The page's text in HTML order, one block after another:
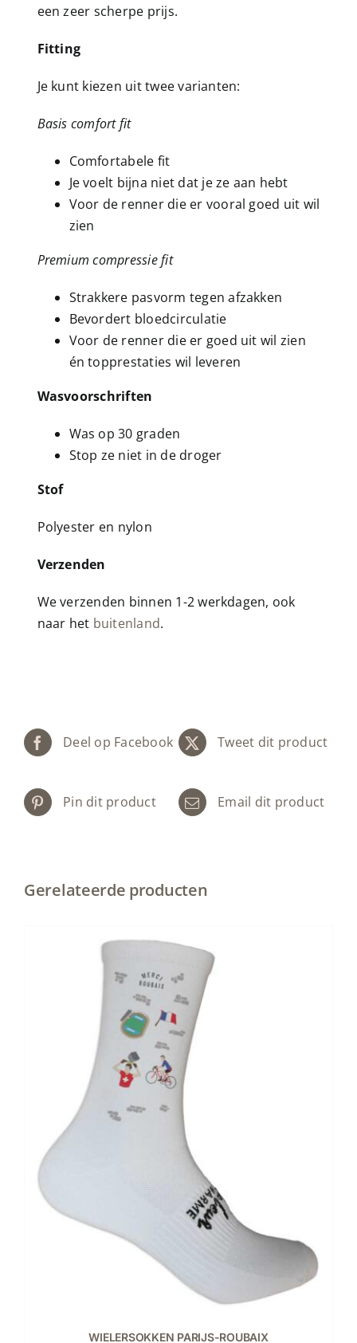
een zeer scherpe prijs.
Fitting
Je kunt kiezen uit twee varianten:
Basis comfort fit
Comfortabele fit
Je voelt bijna niet dat je ze aan hebt
Voor de renner die er vooral goed uit wil
zien
Premium compressie fit
Strakkere pasvorm tegen afzakken
Bevordert bloedcirculatie
Voor de renner die er goed uit wil zien
én topprestaties wil leveren
Wasvoorschriften
Was op 30 graden
Stop ze niet in de droger
Stof
Polyester en nylon
Verzenden
We verzenden binnen 1-2 werkdagen, ook
naar het buitenland.
Deel op Facebook Tweet dit product
Pin dit product Email dit product
Gerelateerde producten
WIELERSOKKEN PARIJS-ROUBAIX